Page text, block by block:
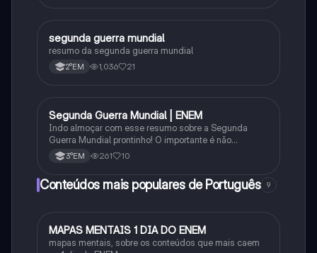
História
segunda guerra mundial
resumo da segunda guerra mundial
2°EM 1,036 21
História
Segunda Guerra Mundial | ENEM
Indo almoçar com esse resumo sobre a Segunda
Guerra Mundial prontinho! O importante é não
desanimar. #segundaguerramundial
#idadecontemporanea #historiageral #história #enem
#vestibular #ensinomedio
3°EM 261 10
Conteúdos mais populares de Português 9
Português
MAPAS MENTAIS 1 DIA DO ENEM
mapas mentais, sobre os conteúdos que mais caem